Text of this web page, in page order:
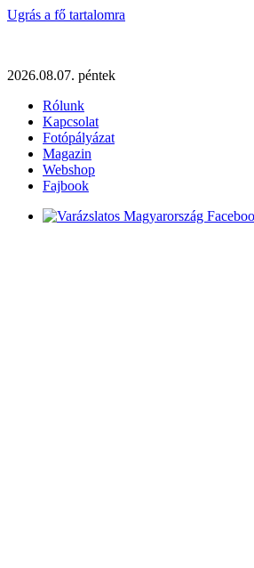
Ugrás a fő tartalomra
2026.08.07. péntek
Rólunk
Kapcsolat
Fotópályázat
Magazin
Webshop
Fajbook